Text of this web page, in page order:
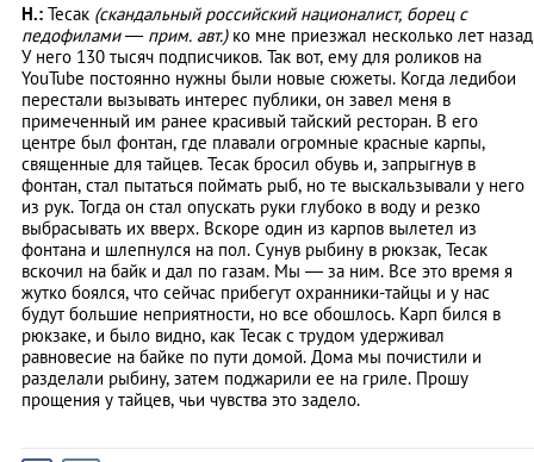
Н.: Тесак (скандальный российский националист, борец с
педофилами ― прим. авт.)ко мне приезжал несколько лет
У него 130 тысяч подписчиков. Так вот, ему для роликов на
YouTube постоянно нужны были новые сюжеты. Когда ледибои
перестали вызывать интерес публики, он завел меня в
примеченный им ранее красивый тайский ресторан. В его
центре был фонтан, где плавали огромные красные карпы,
священные для тайцев. Тесак бросил обувь и, запрыгнув в
фонтан, стал пытаться поймать рыб, но те выскальзывали у него
из рук. Тогда он стал опускать руки глубоко в воду и резко
выбрасывать их вверх. Вскоре один из карпов вылетел из
фонтана и шлепнулся на пол. Сунув рыбину в рюкзак, Тесак
вскочил на байк и дал по газам. Мы ― за ним. Все это время я
жутко боялся, что сейчас прибегут охранники-тайцы и у нас
будут большие неприятности, но все обошлось. Карп бился в
рюкзаке, и было видно, как Тесак с трудом удерживал
равновесие на байке по пути домой. Дома мы почистили и
разделали рыбину, затем поджарили ее на гриле. Прошу
прощения у тайцев, чьи чувства это задело.